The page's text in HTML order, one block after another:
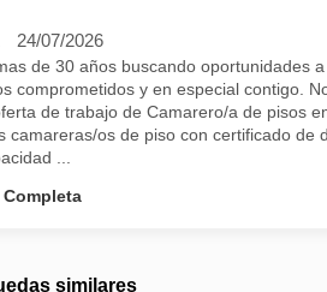
24/07/2026
de 30 años buscando oportunidades
comprometidos y en especial contigo.
de trabajo de Camarero/a de pisos
camareras/os de piso con certificado de
...
similares